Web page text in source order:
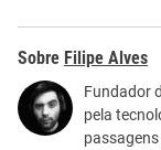
Este conteúdo
Este conteúdo
Outro
Filipe Alves
Fundador
pela
passagens